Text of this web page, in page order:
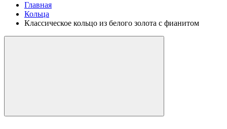
Главная
Кольца
Классическое кольцо из белого золота с фианитом